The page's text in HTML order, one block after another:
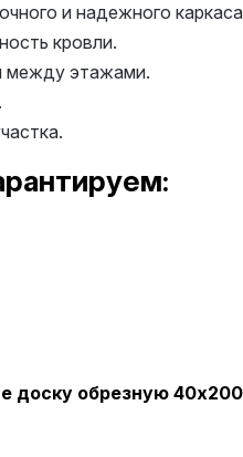
и надежного
кровли.
между этажами.
обрезную